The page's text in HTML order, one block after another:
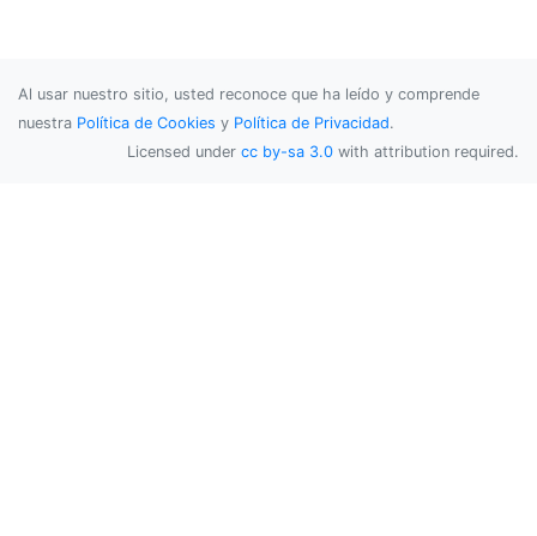
Al usar nuestro sitio, usted reconoce que ha leído y comprende
nuestra Política de Cookies y Política de Privacidad.
Licensed under cc by-sa 3.0 with attribution required.